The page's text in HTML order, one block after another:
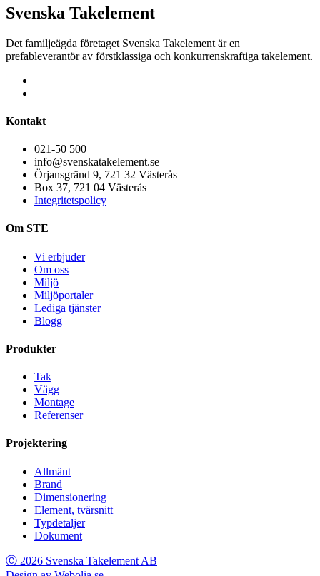
Svenska Takelement
Det familjeägda företaget Svenska Takelement är en
prefableverantör av förstklassiga och konkurrenskraftiga takelement.
Kontakt
021-50 500
info@svenskatakelement.se
Örjansgränd 9, 721 32 Västerås
Box 37, 721 04 Västerås
Integritetspolicy
Om STE
Vi erbjuder
Om oss
Miljö
Miljöportaler
Lediga tjänster
Blogg
Produkter
Tak
Vägg
Montage
Referenser
Projektering
Allmänt
Brand
Dimensionering
Element, tvärsnitt
Typdetaljer
Dokument
Ⓒ 2026 Svenska Takelement AB